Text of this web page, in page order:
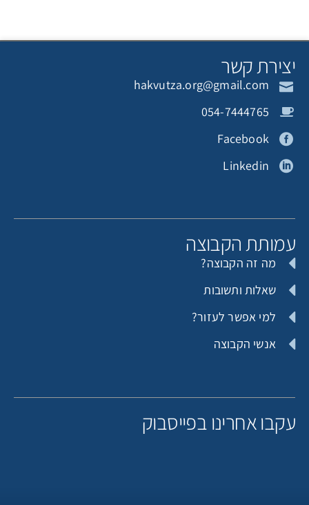
יעל גנוסר
קשר
hakvutza.org@gmail.com
054-7444765
Facebook
Linkedin
הקבוצה
מה זה הקבוצה?
שאלות ותשובות
למי אפשר לעזור?
אנשי הקבוצה
אחרינו בפייסבוק